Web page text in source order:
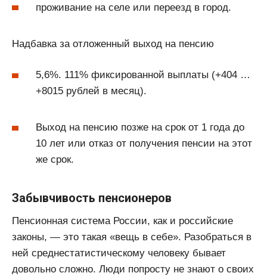
проживание на селе или переезд в город.
Надбавка за отложенный выход на пенсию
5,6%. 111% фиксированной выплаты (+404 …
+8015 рублей в месяц).
Выход на пенсию позже на срок от 1 года до
10 лет или отказ от получения пенсии на этот
же срок.
Забывчивость пенсионеров
Пенсионная система России, как и российские
законы, — это такая «вещь в себе». Разобраться в
ней среднестатистическому человеку бывает
довольно сложно. Люди попросту не знают о своих